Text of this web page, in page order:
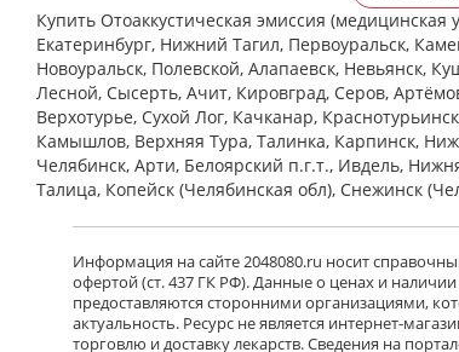
Купить Отоаккустическая эмиссия (медицинская
Екатеринбург, Нижний Тагил, Первоуральск,
Новоуральск, Полевской, Алапаевск, Невьянск,
Лесной, Сысерть, Ачит, Кировград, Серов,
Верхотурье, Сухой Лог, Качканар,
Камышлов, Верхняя Тура, Талинка, Карпинск,
Челябинск, Арти, Белоярский п.г.т., Ивдель,
Талица, Копейск (Челябинская обл), Снежинск
Информация на сайте 2048080.ru носит
офертой (ст. 437 ГК РФ). Данные о ценах и наличии
предоставляются сторонними организациями,
актуальность. Ресурс не является интернет-
торговлю и доставку лекарств. Сведения на